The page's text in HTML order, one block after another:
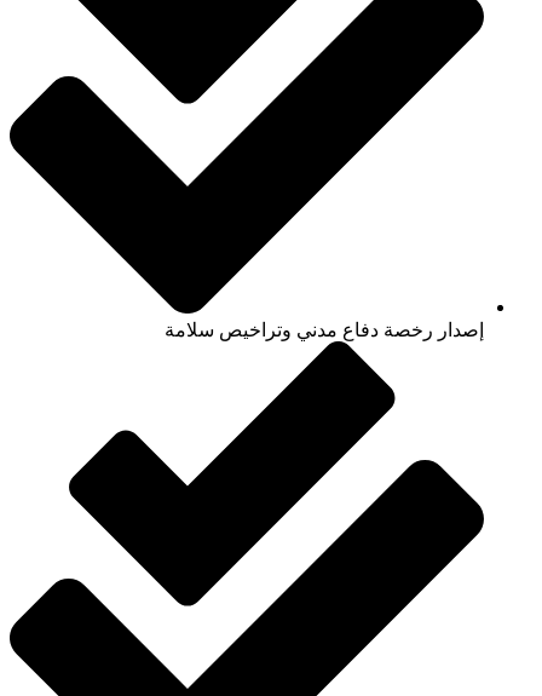
إصدار رخصة دفاع مدني وتراخيص سلامة